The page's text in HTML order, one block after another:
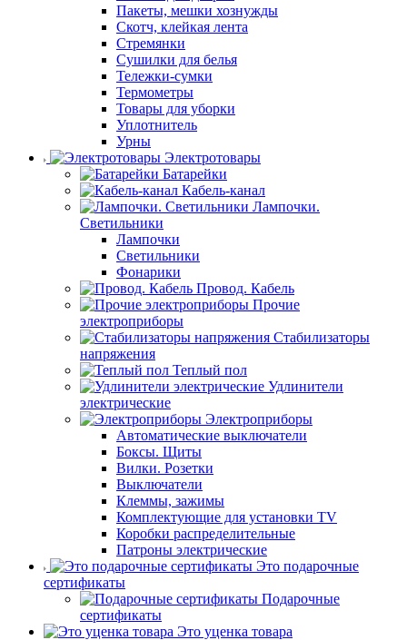
Пакеты, мешки хознужды
Скотч, клейкая лента
Стремянки
Сушилки для белья
Тележки-сумки
Термометры
Товары для уборки
Уплотнитель
Урны
Электротовары
Батарейки
Кабель-канал
Лампочки.
Светильники
Лампочки
Светильники
Фонарики
Провод. Кабель
Прочие
электроприборы
Стабилизаторы
напряжения
Теплый пол
Удлинители
электрические
Электроприборы
Автоматические выключатели
Боксы. Щиты
Вилки. Розетки
Выключатели
Клеммы, зажимы
Комплектующие для установки TV
Коробки распределительные
Патроны электрические
Это подарочные
сертификаты
Подарочные
сертификаты
Это уценка товара